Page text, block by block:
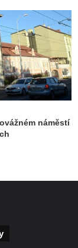
náměstí